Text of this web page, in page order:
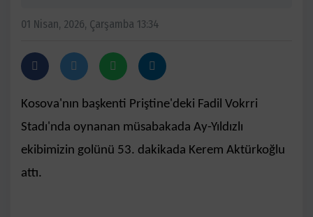
01 Nisan, 2026, Çarşamba 13:34
Kosova'nın başkenti Priştine'deki Fadil Vokrri
Stadı'nda oynanan müsabakada Ay-Yıldızlı
ekibimizin golünü 53. dakikada Kerem Aktürkoğlu
attı.